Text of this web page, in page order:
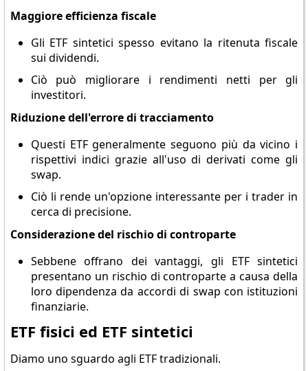
Maggiore efficienza fiscale
Gli ETF sintetici spesso evitano la ritenuta fiscale
sui dividendi.
Ciò può migliorare i rendimenti netti per gli
investitori.
Riduzione dell'errore di tracciamento
Questi ETF generalmente seguono più da vicino i
rispettivi indici grazie all'uso di derivati come gli
swap.
Ciò li rende un'opzione interessante per i trader in
cerca di precisione.
Considerazione del rischio di controparte
Sebbene offrano dei vantaggi, gli ETF sintetici
presentano un rischio di controparte a causa della
loro dipendenza da accordi di swap con istituzioni
finanziarie.
ETF fisici ed ETF sintetici
Diamo uno sguardo agli ETF tradizionali.